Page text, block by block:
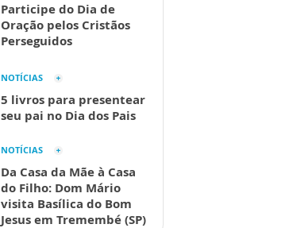
Participe do Dia de
Oração pelos Cristãos
Perseguidos
NOTÍCIAS
5 livros para presentear
seu pai no Dia dos Pais
NOTÍCIAS
Da Casa da Mãe à Casa
do Filho: Dom Mário
visita Basílica do Bom
Jesus em Tremembé (SP)